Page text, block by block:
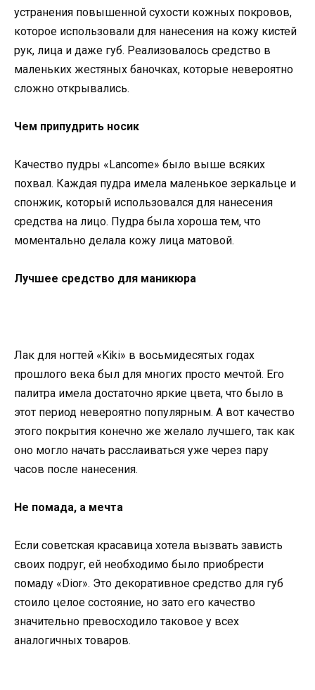
устранения повышенной сухости кожных покровов,
которое использовали для нанесения на кожу кистей
рук, лица и даже губ. Реализовалось средство в
маленьких жестяных баночках, которые невероятно
сложно открывались.
Чем припудрить носик
Качество пудры «Lancome» было выше всяких
похвал. Каждая пудра имела маленькое зеркальце и
спонжик, который использовался для нанесения
средства на лицо. Пудра была хороша тем, что
моментально делала кожу лица матовой.
Лучшее средство для маникюра
Лак для ногтей «Kiki» в восьмидесятых годах
прошлого века был для многих просто мечтой. Его
палитра имела достаточно яркие цвета, что было в
этот период невероятно популярным. А вот качество
этого покрытия конечно же желало лучшего, так как
оно могло начать расслаиваться уже через пару
часов после нанесения.
Не помада, а мечта
Если советская красавица хотела вызвать зависть
своих подруг, ей необходимо было приобрести
помаду «Dior». Это декоративное средство для губ
стоило целое состояние, но зато его качество
значительно превосходило таковое у всех
аналогичных товаров.